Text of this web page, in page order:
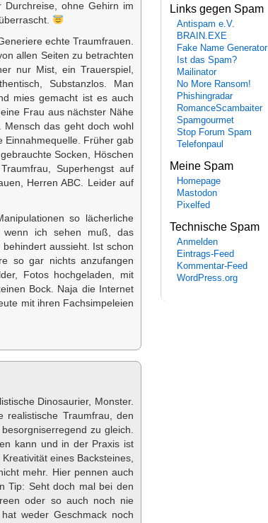
ohne Gehirn im
echte Traumfrauen.
allen Seiten zu betrachten
nur Mist, ein Trauerspiel,
Substanzlos. Man
mies gemacht ist es auch
Frau aus nächster Nähe
das geht doch wohl
Einnahmequelle. Früher gab
Socken, Höschen
Superhengst auf
Herren ABC. Leider auf
so lächerliche
wenn ich sehen muß, das
aussieht. Ist schon
so gar nichts anzufangen
Fotos hochgeladen, mit
Bock. Naja die Internet
mit ihren Fachsimpeleien
Dinosaurier, Monster.
realistische Traumfrau, den
zu gleich.
kann und in der Praxis ist
eines Backsteines,
mehr. Hier pennen auch
Tip: Seht doch mal bei den
oder so auch noch nie
weder Geschmack noch
Links gegen Spam
Antispam e.V.
BRAIN.EXE
Fake Name Generator
Ist das Spam?
Mailinator
No More Ransom!
Phishingradar
RomanceScambaiter
Spamgourmet
Stop Forum Spam
Telefonpaul
Meine Spam
Homepage
Mastodon
Pixelfed
Technische Spam
Anmelden
Eintrags-Feed
Kommentar-Feed
WordPress.org